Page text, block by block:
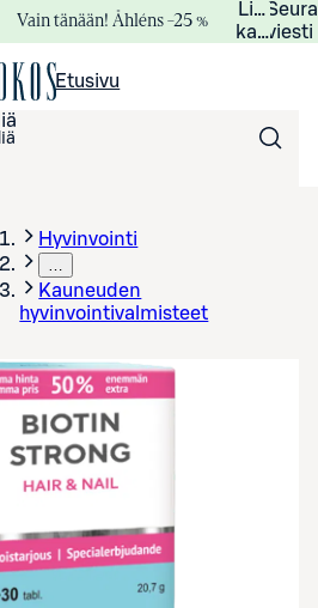
Vain tänään! Åhléns –25 %
viesti
Etusivu
Hyvinvointi
…
Kauneuden
hyvinvointivalmisteet
suurennettuna